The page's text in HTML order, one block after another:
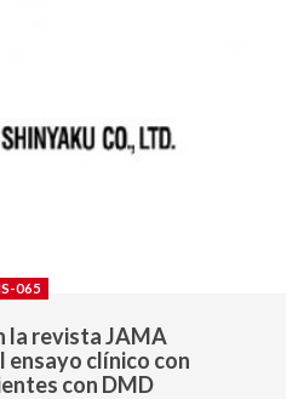
065
la revista JAMA
clínico con
con DMD